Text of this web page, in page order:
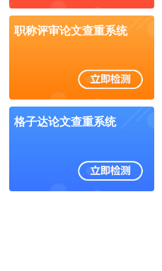
职称评审论文查重系统
格子达论文查重系统